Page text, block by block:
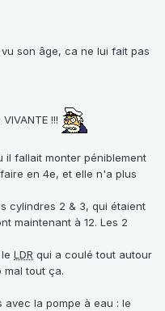
son âge, ca ne lui fait pas
!!!
il fallait monter péniblement
en 4e, et elle n'a plus
cylindres 2 & 3, qui étaient
maintenant à 12. Les 2
LDR qui a coulé tout autour
mal tout ça.
avec la pompe à eau : le